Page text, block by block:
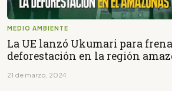
MEDIO AMBIENTE
La UE lanzó Ukumari para
deforestación en la región
21 de marzo, 2024